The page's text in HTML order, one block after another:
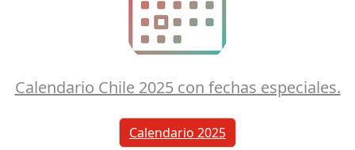
Calendario Chile 2025 con fechas especiales.
Calendario 2025